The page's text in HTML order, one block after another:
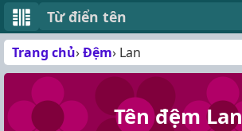
Từ điển tên
Trang chủ Đệm Lan
Tên đệm Lan